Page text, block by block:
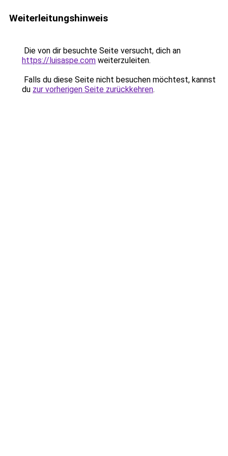
Weiterleitungshinweis
Die von dir besuchte Seite versucht, dich an
https://luisaspe.com weiterzuleiten.
Falls du diese Seite nicht besuchen möchtest, kannst
du zur vorherigen Seite zurückkehren.